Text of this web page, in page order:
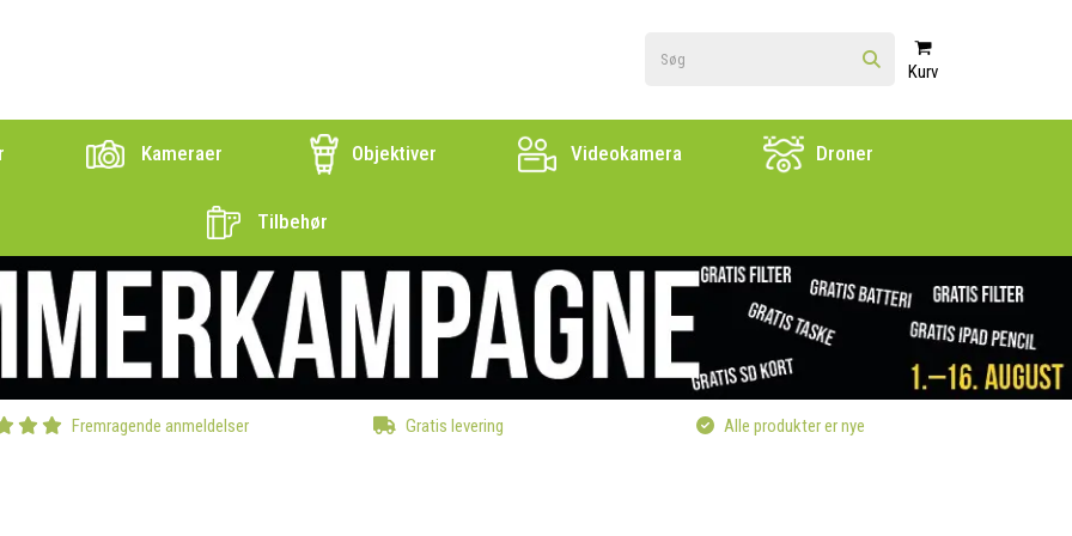
Kurv
Kameraer Objektiver Videokamera Droner
Tilbehør
Fremragende anmeldelser Gratis levering Alle produkter er nye